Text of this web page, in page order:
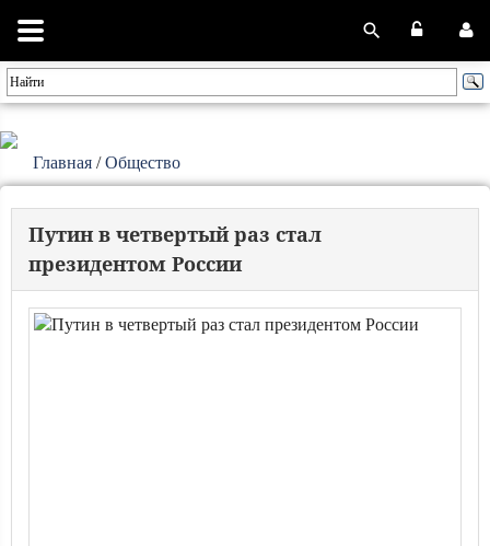
Главная /Общество
Путин в четвертый раз стал
президентом России